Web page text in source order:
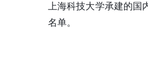
上海科技大学承建的
名单。